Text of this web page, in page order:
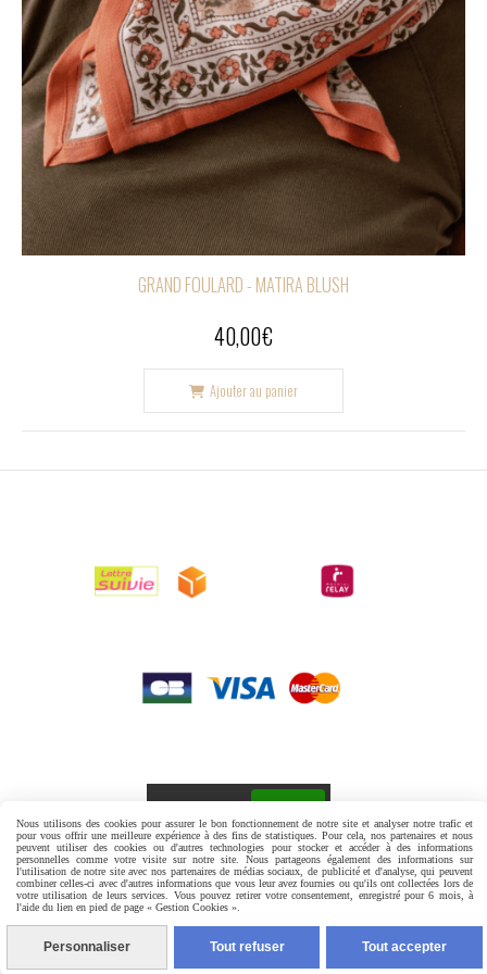
GRAND FOULARD - MATIRA BLUSH
40,00€
Ajouter au panier
Facebook est désactivé. Autoriser
MENTIONS LÉGALES CONDITIONS GÉNÉRALES DE VENTE
GESTION COOKIES MON COMPTE
Nous utilisons des cookies pour assurer le bon fonctionnement de notre site et analyser notre trafic et
pour vous offrir une meilleure expérience à des fins de statistiques. Pour cela, nos partenaires et nous
peuvent utiliser des cookies ou d'autres technologies pour stocker et accéder à des informations
personnelles comme votre visite sur notre site. Nous partageons également des informations sur
l'utilisation de notre site avec nos partenaires de médias sociaux, de publicité et d'analyse, qui peuvent
combiner celles-ci avec d'autres informations que vous leur avez fournies ou qu'ils ont collectées lors de
votre utilisation de leurs services. Vous pouvez retirer votre consentement, enregistré pour 6 mois, à
l'aide du lien en pied de page « Gestion Cookies ».
Personnaliser Tout refuser Tout accepter